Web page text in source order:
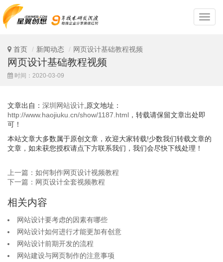
深
圳
首页 新闻动态 网页设计基础教程视频
网页设计基础教程视频
时间：2020-03-09
文章出自： 深圳网站设计 ,原文地址：
http://www.haojiuku.cn/show/1187.html ，转载请保留文章出处即
可！
本站文章大多数属于原创文章，欢迎大家转载!少数我们转载文章的
文章，如未获您授权请点下方联系我们，我们会尽快下线处理！
上一篇：如何制作网页设计视频教程
下一篇：网页设计全套视频教程
相关内容
网站设计要考虑的因素有哪些
网站设计如何进行才能更加有创意
网站设计前期开发的流程
网站建设与网页制作的注意事项